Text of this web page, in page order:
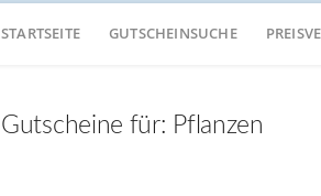
Online-
STARTSEITE GUTSCHEINSUCHE
Gutscheine für: Pflanzen